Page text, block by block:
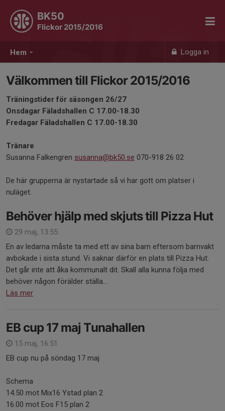
Hem Logga in
BK50
Flickor 2015/2016
Välkommen till Flickor 2015/2016
Träningstider för säsongen 26/27
Onsdagar Fäladshallen C 17.00-18.30
Fredagar Fäladshallen C 17.00-18.30
Tränare
Susanna Falkengren susanna@bk50.se 070-918 26 02
De här grupperna är nystartade så vi har gott om platser i
nuläget.
Behöver hjälp med skjuts till Pizza Hut
29 maj, 13:55
En av ledarna måste ta med ett av sina barn eftersom barnvakt
avbokade i sista stund. Vi saknar därför en plats till Pizza Hut.
Det går inte att åka kommunalt dit. Skall alla kunna följa med
behöver någon förälder ställa...
Läs mer
EB cup 17 maj Tunahallen
15 maj, 16:51
EB cup nu på söndag 17 maj
Schema
14.50 mot Mix16 Ystad plan 2
16.00 mot Eos F15 plan 2